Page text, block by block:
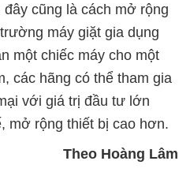
cũng là cách mở rộng
máy giặt gia dụng
một chiếc máy cho một
các hãng có thể tham gia
với giá trị đầu tư lớn
mở rộng thiết bị cao hơn.
Theo Hoàng Lâm